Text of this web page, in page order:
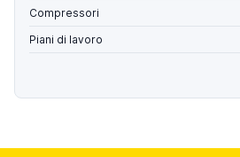
Compressori
Piani di lavoro